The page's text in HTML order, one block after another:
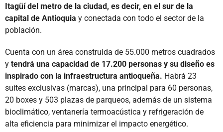
Itagüí del metro de la ciudad, es decir, en el sur de la
capital de Antioquia y conectada con todo el sector de la
población.
Cuenta con un área construida de 55.000 metros cuadrados
y tendrá una capacidad de 17.200 personas y su diseño es
inspirado con la infraestructura antioqueña. Habrá 23
suites exclusivas (marcas), una principal para 60 personas,
20 boxes y 503 plazas de parqueos, además de un sistema
bioclimático, ventanería termoacústica y refrigeración de
alta eficiencia para minimizar el impacto energético.